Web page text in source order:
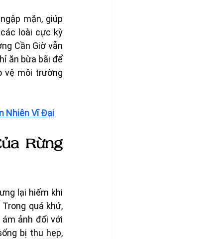
mặn, giúp
loài cực kỳ
Cần Giờ vẫn
ăn bừa bãi để
vệ môi trường
Nhiên Vĩ Đại
Rừng
lại hiếm khi
Trong quá khứ,
ảnh đối với
bị thu hẹp,